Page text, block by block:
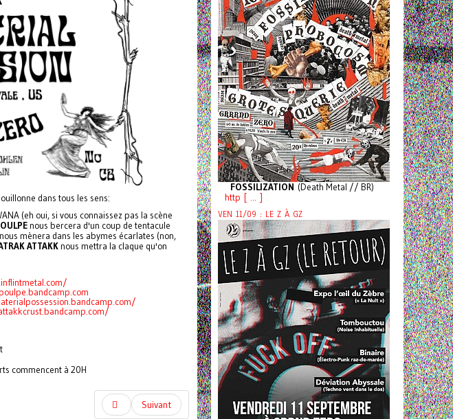
dans tous les sens:
(eh oui, si vous connaissez pas la scène
nous bercera d'un coup de tentacule
nous mènera dans les abymes écarlates (non,
ATTAKKnous mettra la claque qu'on
commencent à 20H
Suivant
FOSSILIZATION (Death Metal // BR)
http [ ... ]
VEN 11/09 : LE Z À GZ